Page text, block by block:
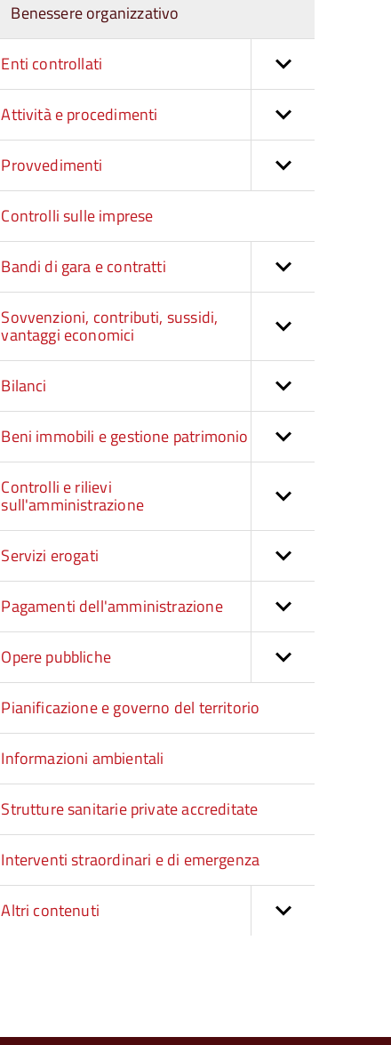
Benessere organizzativo
Enti controllati
Attività e procedimenti
Provvedimenti
Controlli sulle imprese
Bandi di gara e contratti
Sovvenzioni, contributi, sussidi,
vantaggi economici
Bilanci
Beni immobili e gestione patrimonio
Controlli e rilievi
sull'amministrazione
Servizi erogati
Pagamenti dell'amministrazione
Opere pubbliche
Pianificazione e governo del territorio
Informazioni ambientali
Strutture sanitarie private accreditate
Interventi straordinari e di emergenza
Altri contenuti